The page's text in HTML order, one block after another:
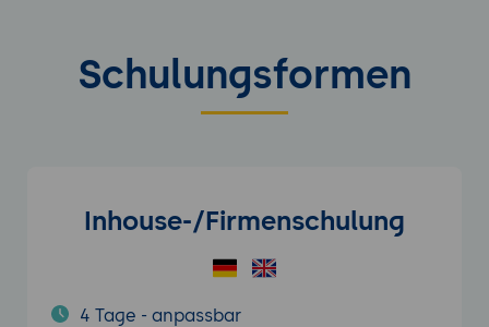
Schulungsformen
Inhouse-/Firmenschulung
4 Tage - anpassbar